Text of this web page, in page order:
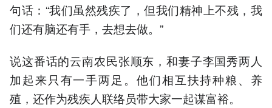
句话：“我们虽然残疾了，但我们精神上不残，我
们还有脑还有手，去想去做。”
说这番话的云南农民张顺东，和妻子李国秀两人
加起来只有一手两足。他们相互扶持种粮、养
殖，还作为残疾人联络员带大家一起谋富裕。